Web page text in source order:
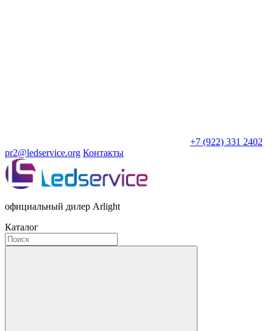
+7 (922) 331 2402
pr2@ledservice.org Контакты
официальный дилер Arlight
Каталог